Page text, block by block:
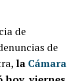
de
de
la Cámara